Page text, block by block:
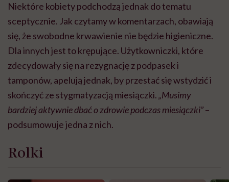
Niektóre kobiety podchodzą jednak do tematu
sceptycznie. Jak czytamy w komentarzach, obawiają
się, że swobodne krwawienie nie będzie higieniczne.
Dla innych jest to krępujące. Użytkowniczki, które
zdecydowały się na rezygnację z podpasek i
tamponów, apelują jednak, by przestać się wstydzić i
skończyć ze stygmatyzacją miesiączki.„Musimy
bardziej aktywnie dbać o zdrowie podczas miesiączki”–
podsumowuje jedna z nich.
Rolki